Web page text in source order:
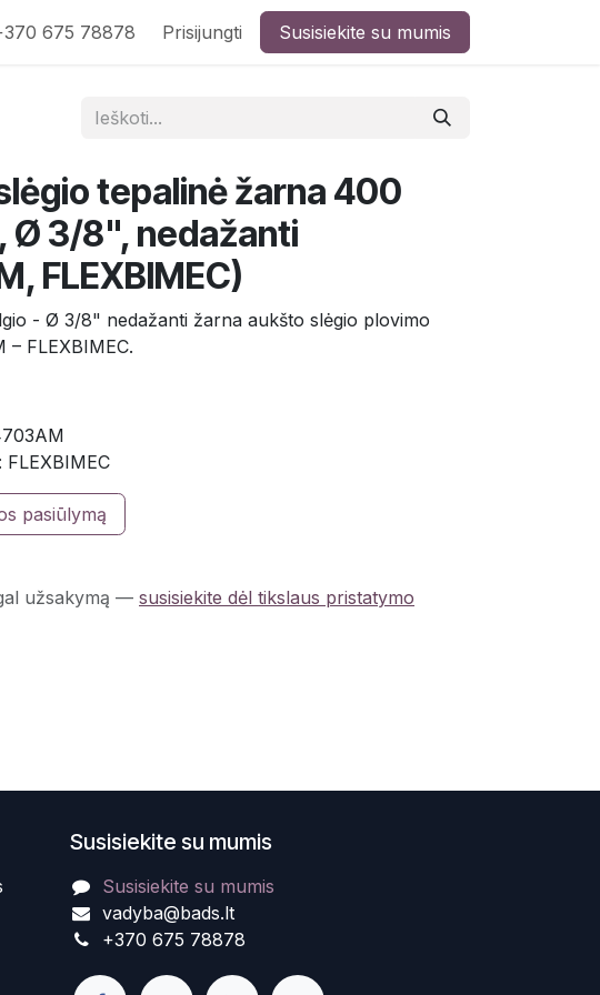
675 78878 Prisijungti Susisiekite su mumis
tepalinė žarna 400
Ø 3/8", nedažanti
FLEXBIMEC)
- Ø 3/8" nedažanti žarna aukšto slėgio plovimo
FLEXBIMEC.
FLEXBIMEC
pasiūlymą
užsakymą — susisiekite dėl tikslaus pristatymo
Susisiekite su mumis
Susisiekite su mumis
vadyba@bads.lt
+370 675 78878